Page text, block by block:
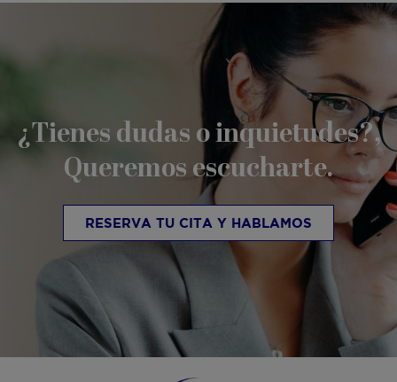
¿Tienes dudas o inquietudes?,
Queremos escucharte.
RESERVA TU CITA Y HABLAMOS